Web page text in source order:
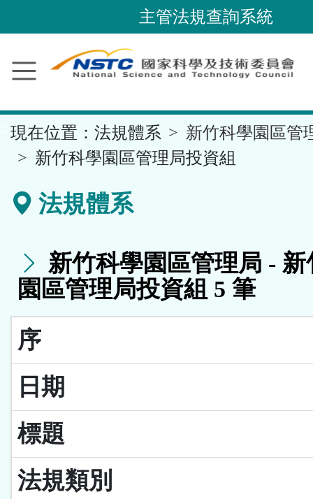
到
要
容
區
塊
主管法規查詢系統
現在位置： 法規體系
新竹科學園區管
新竹科學園區管理局投資組
法規體系
新竹科學園區管理局 - 新
園區管理局投資組 5 筆
序
日期
標題
法規類別